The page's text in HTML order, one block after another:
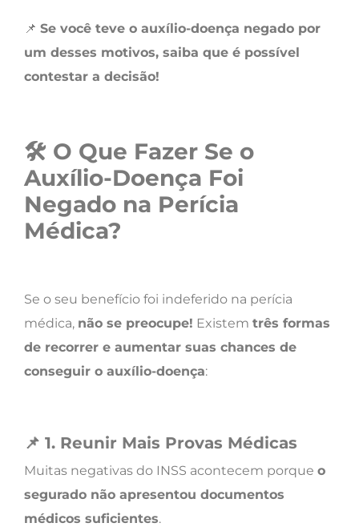
📌 Se você teve o auxílio-doença negado por
um desses motivos, saiba que é possível
contestar a decisão!
🛠 O Que Fazer Se o
Auxílio-Doença Foi
Negado na Perícia
Médica?
Se o seu benefício foi indeferido na perícia
médica, não se preocupe! Existem três formas
de recorrer e aumentar suas chances de
conseguir o auxílio-doença:
📌 1. Reunir Mais Provas Médicas
Muitas negativas do INSS acontecem porque o
segurado não apresentou documentos
médicos suficientes.